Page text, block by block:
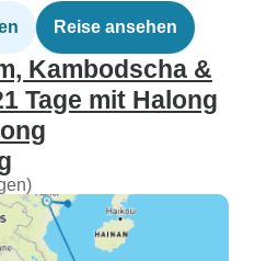
Reise ansehen
Kambodscha &
Tage mit Halong